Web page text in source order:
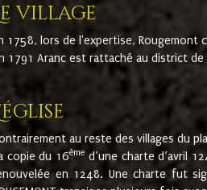
village
1758, lors de l'expertise, Rougemont
1791 Aranc est rattaché au district
au reste des villages du
copie du 16ème d’une charte d’avril
en 1248. Une charte fut